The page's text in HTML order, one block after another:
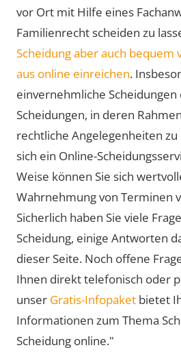
vor Ort mit Hilfe eines
Familienrecht scheiden zu
Scheidung aber auch bequem
aus online einreichen.
einvernehmliche
Scheidungen, in deren
rechtliche Angelegenheiten
sich ein Online-
Weise können Sie sich
Wahrnehmung von Terminen
Sicherlich haben Sie viele
Scheidung, einige Antworten
dieser Seite. Noch offene
Ihnen direkt telefonisch oder
unser Gratis-Infopaket bietet
Informationen zum Thema
Scheidung online."